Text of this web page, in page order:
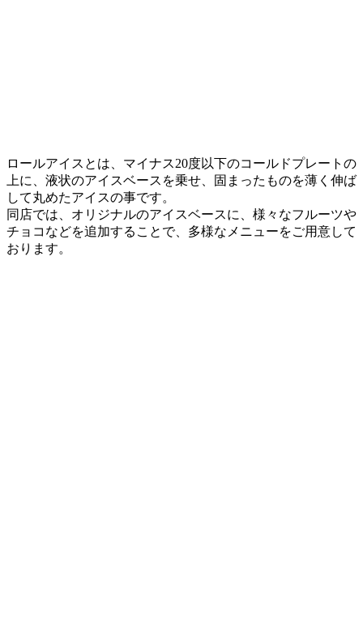
ロールアイスとは、マイナス20度以下のコールドプレートの
上に、液状のアイスベースを乗せ、固まったものを薄く伸ば
して丸めたアイスの事です。
同店では、オリジナルのアイスベースに、様々なフルーツや
チョコなどを追加することで、多様なメニューをご用意して
おります。